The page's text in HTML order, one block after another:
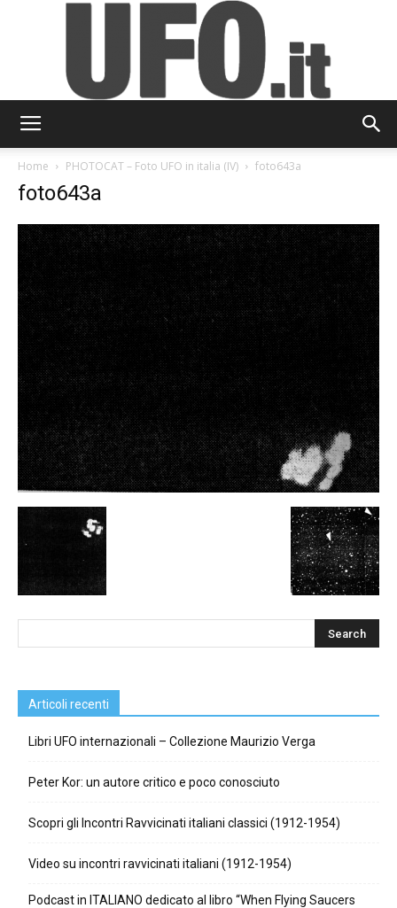
Home PHOTOCAT – Foto UFO in italia (IV) foto643a
foto643a
Articoli recenti
Libri UFO internazionali – Collezione Maurizio Verga
Peter Kor: un autore critico e poco conosciuto
Scopri gli Incontri Ravvicinati italiani classici (1912-1954)
Video su incontri ravvicinati italiani (1912-1954)
Podcast in ITALIANO dedicato al libro “When Flying Saucers